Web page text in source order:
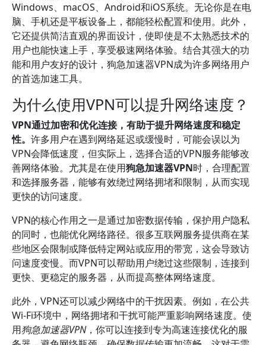
Windows、macOS、Android和iOS系统。无论你是在电
脑、手机还是平板设备上，都能轻松配置和使用。此外，
它还提供简洁直观的界面设计，使即使是不太熟悉技术的
用户也能快速上手，享受极速网络体验。结合其强大的功
能和用户友好的设计，狗急加速器VPN成为许多网络用户
的首选加速工具。
为什么使用VPN可以提升网络速度？
VPN通过加密和优化连接，有助于提升网络速度和稳定
性。 许多用户在遇到网络延迟或缓慢时，可能会误以为
VPN会降低速度，但实际上，选择合适的VPN服务能够改
善网络体验。尤其是在使用狗急加速器VPN时，合理配置
和选择服务器，能够有效绕过网络拥堵和限制，从而实现
更快的访问速度。
VPN的核心作用之一是通过加密数据传输，保护用户隐私
的同时，也能优化网络路径。很多互联网服务提供商在某
些地区会限制或降低特定网站或应用的带宽，这会导致访
问速度变慢。而VPN可以帮助用户绕过这些限制，连接到
更快、更稳定的服务器，从而提高整体网络速度。
此外，VPN还可以减少网络中的干扰因素。例如，在公共
Wi-Fi环境中，网络拥堵和干扰可能严重影响网络速度。使
用狗急加速器VPN，你可以连接到专为高速连接优化的服